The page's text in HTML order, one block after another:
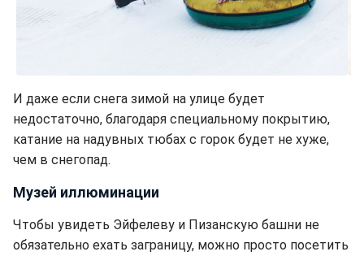
И даже если снега зимой на улице будет
недостаточно, благодаря специальному покрытию,
катание на надувных тюбах с горок будет не хуже,
чем в снегопад.
Музей иллюминации
Чтобы увидеть Эйфелеву и Пизанскую башни не
обязательно ехать заграницу, можно просто посетить